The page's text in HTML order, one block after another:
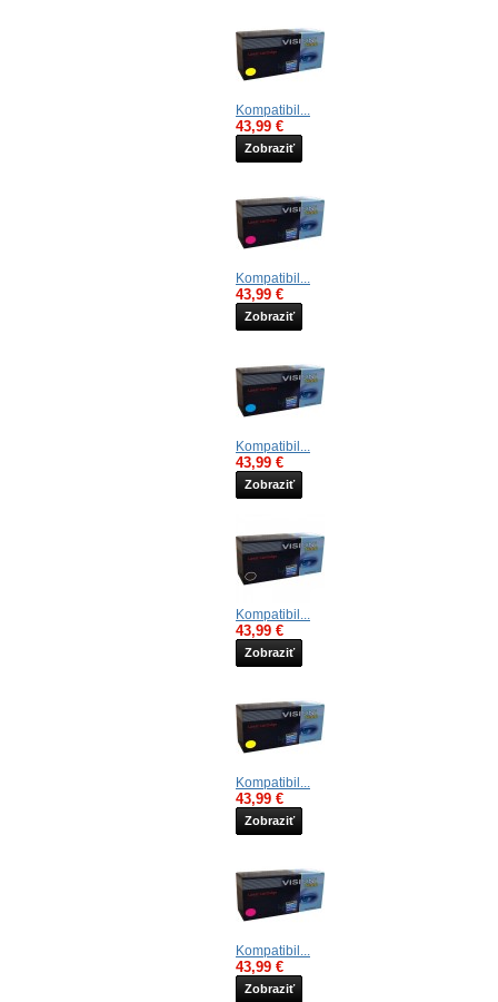
Kompatibil...
43,99 €
Zobraziť
Kompatibil...
43,99 €
Zobraziť
Kompatibil...
43,99 €
Zobraziť
Kompatibil...
43,99 €
Zobraziť
Kompatibil...
43,99 €
Zobraziť
Kompatibil...
43,99 €
Zobraziť